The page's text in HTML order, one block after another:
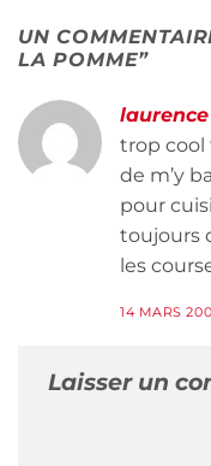
UN
LA POMME”
laurence
trop cool
de m’y
pour
toujours
les
14 MARS
Laisser un